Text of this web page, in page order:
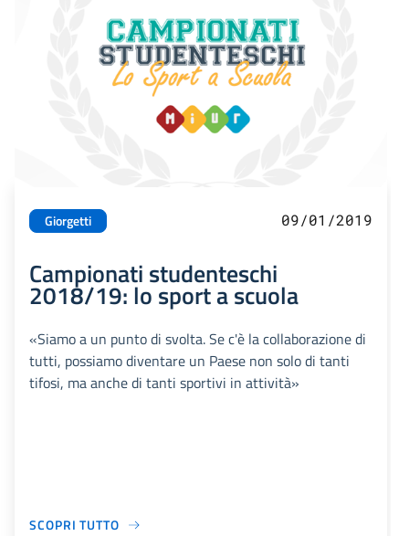
Giorgetti 09/01/2019
Campionati studenteschi
2018/19: lo sport a scuola
«Siamo a un punto di svolta. Se c'è la collaborazione di
tutti, possiamo diventare un Paese non solo di tanti
tifosi, ma anche di tanti sportivi in attività»
SCOPRI TUTTO